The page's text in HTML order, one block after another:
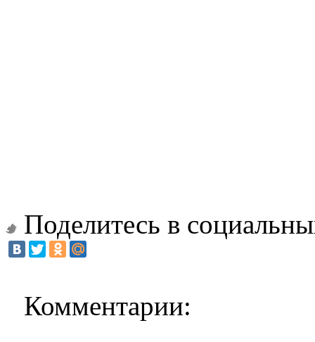
Поделитесь в
Комментарии: